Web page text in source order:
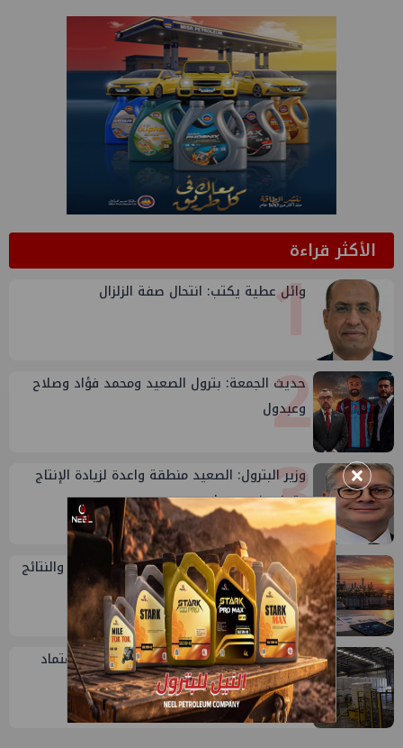
الأكثر قراءة1
وائل عطية يكتب: انتحال صفة الزلزال
2
حديث الجمعة: بترول الصعيد ومحمد فؤاد وصلاح
وعبدول
3
وزير البترول: الصعيد منطقة واعدة لزيادة الإنتاج
وتوفير فرص عمل
4
تقييم أداء وزارة البترول...بين حساب الأداء والنتائج
5
سيدبك تؤكد ريادتها في جودة الخامات باعتماد
عالمي جديد
×